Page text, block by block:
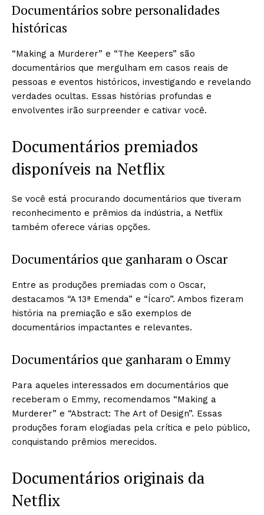
Documentários sobre personalidades
históricas
“Making a Murderer” e “The Keepers” são
documentários que mergulham em casos reais de
pessoas e eventos históricos, investigando e revelando
verdades ocultas. Essas histórias profundas e
envolventes irão surpreender e cativar você.
Documentários premiados
disponíveis na Netflix
Se você está procurando documentários que tiveram
reconhecimento e prêmios da indústria, a Netflix
também oferece várias opções.
Documentários que ganharam o Oscar
Entre as produções premiadas com o Oscar,
destacamos “A 13ª Emenda” e “Ícaro”. Ambos fizeram
história na premiação e são exemplos de
documentários impactantes e relevantes.
Documentários que ganharam o Emmy
Para aqueles interessados em documentários que
receberam o Emmy, recomendamos “Making a
Murderer” e “Abstract: The Art of Design”. Essas
produções foram elogiadas pela crítica e pelo público,
conquistando prêmios merecidos.
Documentários originais da
Netflix